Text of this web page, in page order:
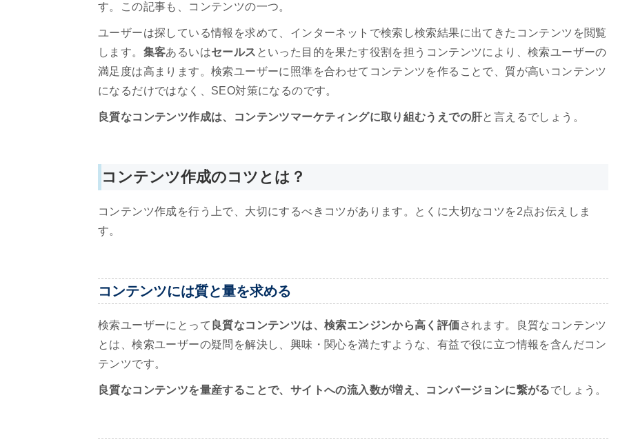
す。この記事も、コンテンツの一つ。
ユーザーは探している情報を求めて、インターネットで検索し検索結果に出てきたコンテンツを閲覧
します。 集客あるいはセールス といった目的を果たす役割を担うコンテンツにより、検索ユーザーの
満足度は高まります。検索ユーザーに照準を合わせてコンテンツを作ることで、質が高いコンテンツ
になるだけではなく、SEO対策になるのです。
良質なコンテンツ作成は、コンテンツマーケティングに取り組むうえでの肝と言えるでしょう。
コンテンツ作成のコツとは？
コンテンツ作成を行う上で、大切にするべきコツがあります。とくに大切なコツを2点お伝えしま
す。
コンテンツには質と量を求める
検索ユーザーにとって 良質なコンテンツは、検索エンジンから高く評価されます。良質なコンテンツ
とは、検索ユーザーの疑問を解決し、興味・関心を満たすような、有益で役に立つ情報を含んだコン
テンツです。
良質なコンテンツを量産することで、サイトへの流入数が増え、コンバージョンに繋がるでしょう。